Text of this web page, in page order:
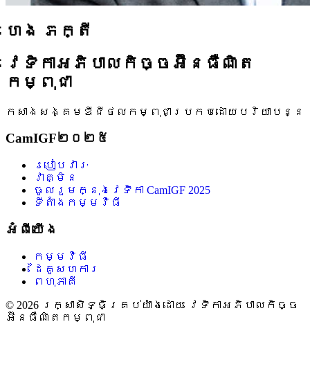
ហេង ភក្តី
វេទិកាអភិបាលកិច្ចអ៊ីនធឺណិត
កម្ពុជា
កសាងសង្គមឌីជីថលកម្ពុជាប្រកបដោយបរិយាបន្ន
CamIGF២០២៥
របៀបវារៈ
វាគ្មិន
ចូលរួមក្នុងវេទិកា CamIGF 2025
ទីតាំងកម្មវិធី
អំពីយើង
កម្មវិធី
ដៃគូសហការ
ពហុភាគី
© 2026 រក្សាសិទ្ធិគ្រប់យ៉ាងដោយ វេទិកាអភិបាលកិច្ច
អ៊ីនធឺណិតកម្ពុជា